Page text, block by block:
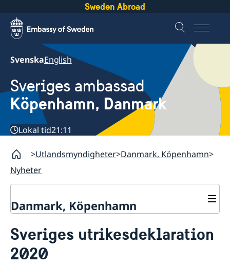
Sweden Abroad
SvenskaEnglish
Sveriges ambassad
Köpenhamn, Danmark
Lokal tid21:11
Utlandsmyndigheter Danmark, Köpenhamn
Nyheter
Danmark, Köpenhamn
Kontakt/Öppettider
Om oss/Konsulat
Sveriges utrikesdeklaration
2020